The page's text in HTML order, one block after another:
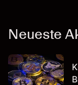
Neueste